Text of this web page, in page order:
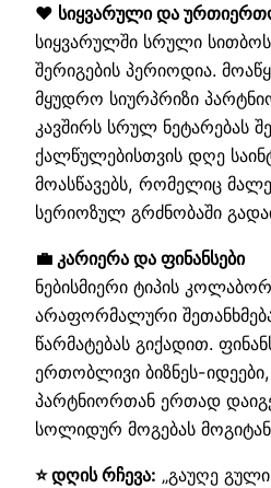
❤️ სიყვარული და
სიყვარულში სრული
შერიგების პერიოდია.
მყუდრო სიურპრიზი
კავშირს სრულ ნეტარებას
ქალწულებისთვის დღე
მოასწავებს, რომელიც
სერიოზულ გრძნობაში
💼 კარიერა და ფინანსები
ნებისმიერი ტიპის
არაფორმალური
წარმატებას გიქადით.
ერთობლივი ბიზნეს-
პარტნიორთან ერთად
სოლიდურ მოგებას
⭐ დღის რჩევა: „გაუღე